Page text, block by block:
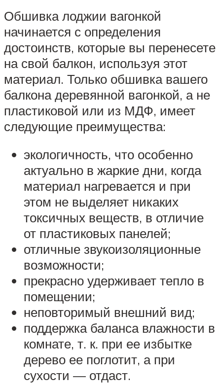
Обшивка лоджии вагонкой
начинается с определения
достоинств, которые вы перенесете
на свой балкон, используя этот
материал. Только обшивка вашего
балкона деревянной вагонкой, а не
пластиковой или из МДФ, имеет
следующие преимущества:
экологичность, что особенно
актуально в жаркие дни, когда
материал нагревается и при
этом не выделяет никаких
токсичных веществ, в отличие
от пластиковых панелей;
отличные звукоизоляционные
возможности;
прекрасно удерживает тепло в
помещении;
неповторимый внешний вид;
поддержка баланса влажности в
комнате, т. к. при ее избытке
дерево ее поглотит, а при
сухости — отдаст.